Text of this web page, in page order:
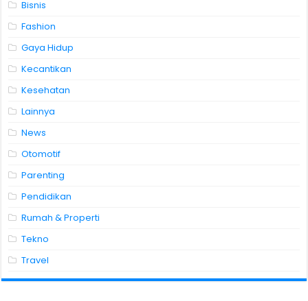
Bisnis
Fashion
Gaya Hidup
Kecantikan
Kesehatan
Lainnya
News
Otomotif
Parenting
Pendidikan
Rumah & Properti
Tekno
Travel